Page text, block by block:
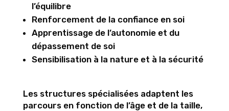
l’équilibre
Renforcement de la confiance en soi
Apprentissage de l’autonomie et du
dépassement de soi
Sensibilisation à la nature et à la sécurité
Les structures spécialisées adaptent les
parcours en fonction de l’âge et de la taille,